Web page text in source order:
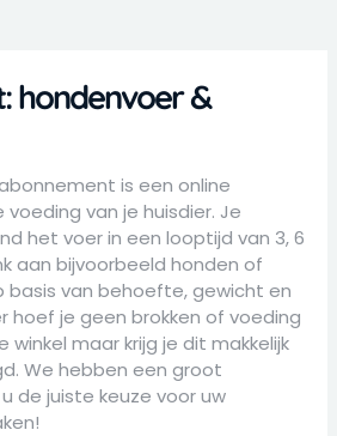
hondenvoer &
is een online
van je huisdier. Je
het voer in een looptijd van 3, 6
aan bijvoorbeeld honden of
basis van behoefte, gewicht en
hoef je geen brokken of voeding
winkel maar krijg je dit makkelijk
We hebben een groot
de juiste keuze voor uw